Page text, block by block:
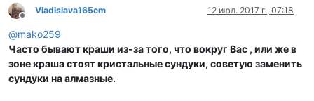
Не в сети
Vladislava165cm 12 июл. 2017 г., 07:18
@mako259
Часто бывают краши из-за того, что вокруг Вас , или же в
зоне краша стоят кристальные сундуки, советую заменить
сундуки на алмазные.